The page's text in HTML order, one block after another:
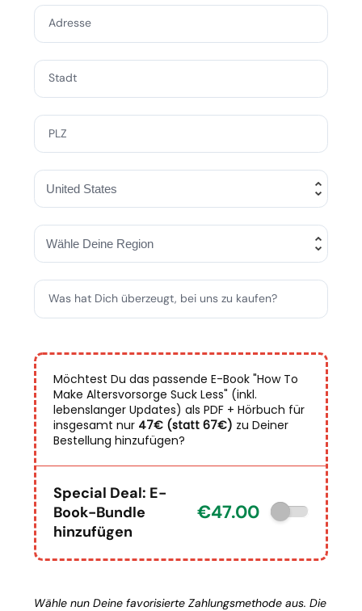
Adresse
Stadt
PLZ
Was hat Dich überzeugt, bei uns zu kaufen?
Möchtest Du das passende E-Book "How To
Make Altersvorsorge Suck Less" (inkl.
lebenslanger Updates) als PDF + Hörbuch für
insgesamt nur 47€ (statt 67€) zu Deiner
Bestellung hinzufügen?
Special Deal: E-
Book-Bundle
hinzufügen
€47.00
Wähle nun Deine favorisierte Zahlungsmethode aus. Die